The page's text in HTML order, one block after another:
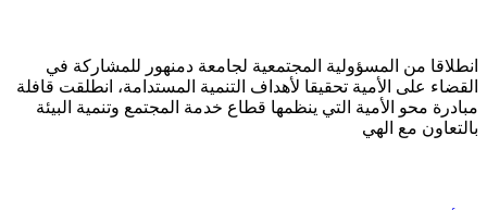
انطلاقا من المسؤولية المجتمعية لجامعة دمنهور للمشاركة في
القضاء على الأمية تحقيقا لأهداف التنمية المستدامة، انطلقت قافلة
مبادرة محو الأمية التي ينظمها قطاع خدمة المجتمع وتنمية البيئة
بالتعاون مع الهي